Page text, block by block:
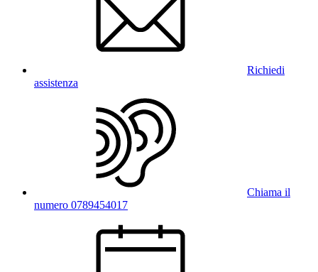
Richiedi
assistenza
Chiama il
numero 0789454017